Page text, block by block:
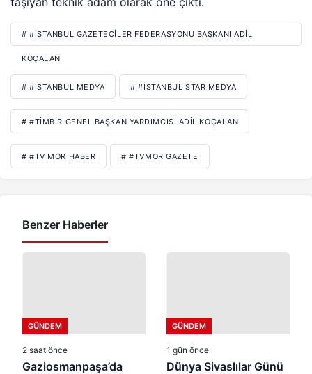
# #İSTANBUL GAZETECILER FEDERASYONU BAŞKANI ADIL
KOÇALAN
# #İSTANBUL MEDYA # #İSTANBUL STAR MEDYA
# #TIMBIR GENEL BAŞKAN YARDIMCISI ADIL KOÇALAN
# #TV MOR HABER # #TVMOR GAZETE
Benzer Haberler
GÜNDEM
2 saat önce
Gaziosmanpaşa’da
GÜNDEM
1 gün önce
Dünya Sivaslılar Günü